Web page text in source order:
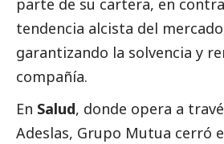
parte de su cartera, en
tendencia alcista del
garantizando la solvencia y
compañía.
En Salud, donde opera a
Adeslas, Grupo Mutua cerró